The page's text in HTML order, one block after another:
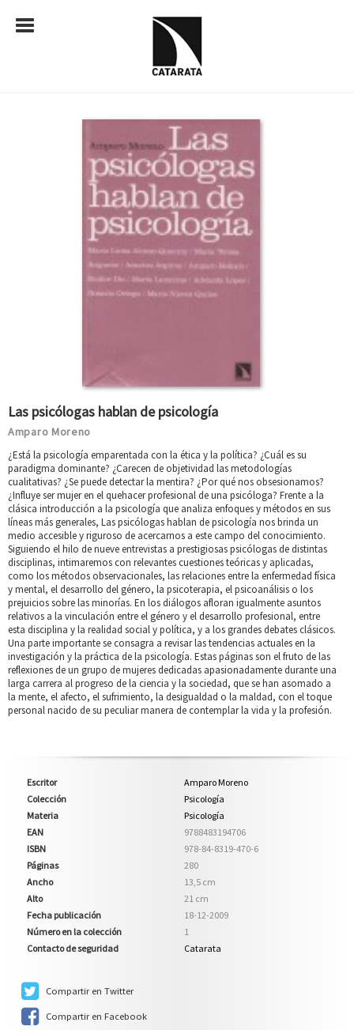
Las psicólogas hablan de psicología
Amparo Moreno
¿Está la psicología emparentada con la ética y la política? ¿Cuál es su
paradigma dominante? ¿Carecen de objetividad las metodologías
cualitativas? ¿Se puede detectar la mentira? ¿Por qué nos obsesionamos?
¿Influye ser mujer en el quehacer profesional de una psicóloga? Frente a la
clásica introducción a la psicología que analiza enfoques y métodos en sus
líneas más generales, Las psicólogas hablan de psicología nos brinda un
medio accesible y riguroso de acercarnos a este campo del conocimiento.
Siguiendo el hilo de nueve entrevistas a prestigiosas psicólogas de distintas
disciplinas, intimaremos con relevantes cuestiones teóricas y aplicadas,
como los métodos observacionales, las relaciones entre la enfermedad física
y mental, el desarrollo del género, la psicoterapia, el psicoanálisis o los
prejuicios sobre las minorías. En los diálogos afloran igualmente asuntos
relativos a la vinculación entre el género y el desarrollo profesional, entre
esta disciplina y la realidad social y política, y a los grandes debates clásicos.
Una parte importante se consagra a revisar las tendencias actuales en la
investigación y la práctica de la psicología. Estas páginas son el fruto de las
reflexiones de un grupo de mujeres dedicadas apasionadamente durante una
larga carrera al progreso de la ciencia y la sociedad, que se han asomado a
la mente, el afecto, el sufrimiento, la desigualdad o la maldad, con el toque
personal nacido de su peculiar manera de contemplar la vida y la profesión.
Escritor
Amparo Moreno
Colección
Psicología
Materia
Psicología
EAN
9788483194706
ISBN
978-84-8319-470-6
Páginas
280
Ancho
13,5 cm
Alto
21 cm
Fecha publicación
18-12-2009
Número en la colección
1
Contacto de seguridad
Catarata
Compartir en Twitter
Compartir en Facebook